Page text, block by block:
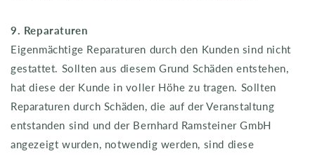
9. Reparaturen
Eigenmächtige Reparaturen durch den Kunden sind nicht
gestattet. Sollten aus diesem Grund Schäden entstehen,
hat diese der Kunde in voller Höhe zu tragen. Sollten
Reparaturen durch Schäden, die auf der Veranstaltung
entstanden sind und der Bernhard Ramsteiner GmbH
angezeigt wurden, notwendig werden, sind diese